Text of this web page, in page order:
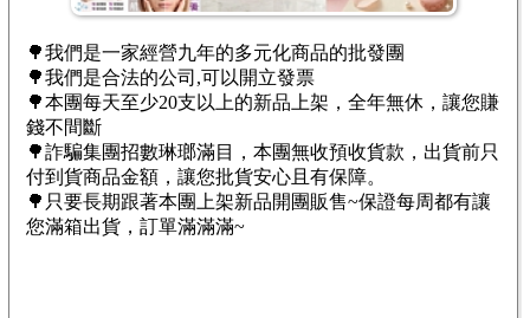
🌳我們是一家經營九年的多元化商品的批發團
🌳我們是合法的公司,可以開立發票
🌳本團每天至少20支以上的新品上架，全年無休，讓您賺
錢不間斷
🌳詐騙集團招數琳瑯滿目，本團無收預收貨款，出貨前只
付到貨商品金額，讓您批貨安心且有保障。
🌳只要長期跟著本團上架新品開團販售~保證每周都有讓
您滿箱出貨，訂單滿滿滿~